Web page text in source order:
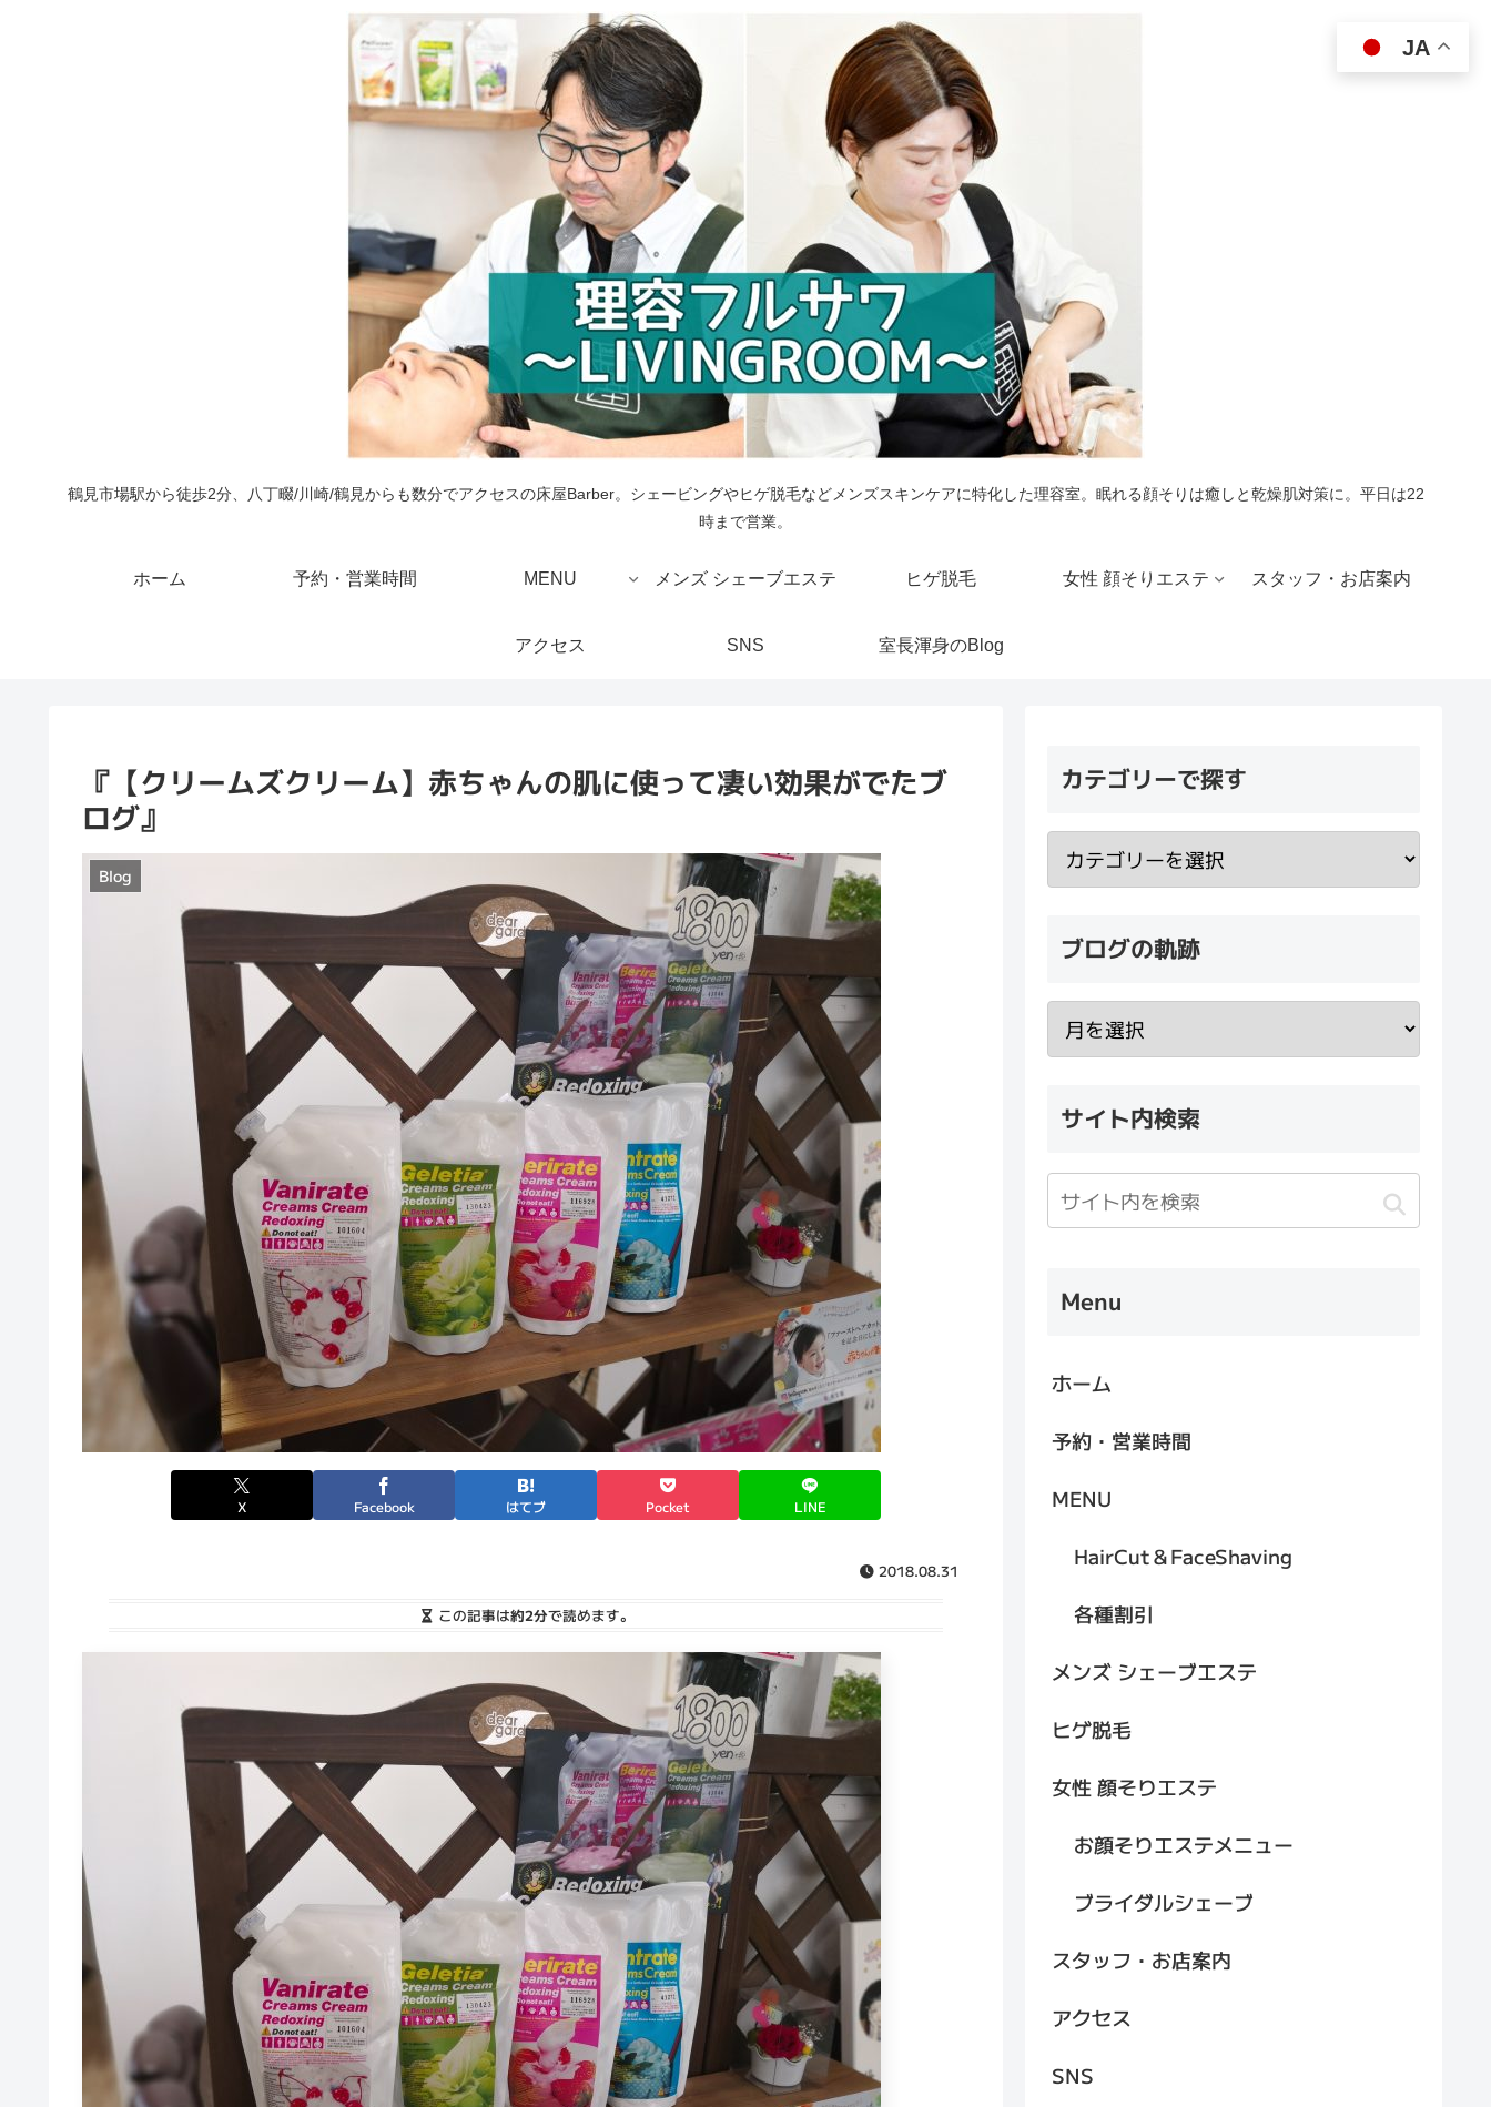
鶴見市場駅から徒歩2分、八丁畷/川崎/鶴見からも数分でアクセスの床屋Barber。シェービングやヒゲ脱毛などメンズスキンケアに特化した理容室。眠れる顔そりは癒しと乾燥肌対策に。平日は22
時まで営業。
ホーム 予約・営業時間 MENU メンズ シェーブエステ ヒゲ脱毛 女性 顔そりエステ スタッフ・お店案内
アクセス SNS 室長渾身のBlog
『【クリームズクリーム】赤ちゃんの肌に使って凄い効果がでたブ
ログ』
Blog
X Facebook はてブ Pocket LINE
2018.08.31
この記事は約2分で読めます。
カテゴリーで探す
ブログの軌跡
サイト内検索
Menu
ホーム
予約・営業時間
MENU
HairCut＆FaceShaving
各種割引
メンズ シェーブエステ
ヒゲ脱毛
女性 顔そりエステ
お顔そりエステメニュー
ブライダルシェーブ
スタッフ・お店案内
アクセス
SNS
JA